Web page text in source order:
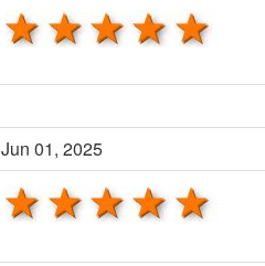
4 stars
3 stars
2 stars
1 star
Jun 01, 2025
4 stars
3 stars
2 stars
1 star